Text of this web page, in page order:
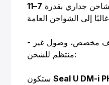
جداري بقدرة
- ساكن شقة أو بدون موقف مخصص، وصول غير
منتظم للشحن:
ستكونSeal U DM-i